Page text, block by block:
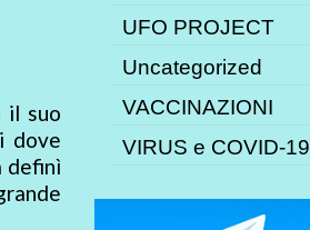
il suo
dove
definì
UFO PROJECT
Uncategorized
VACCINAZIONI
VIRUS e COVID-19